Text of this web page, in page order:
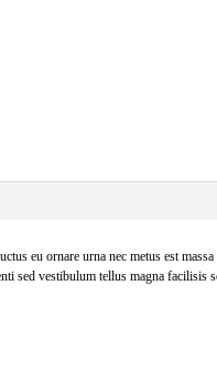
eu ornare urna nec metus est
sed vestibulum tellus magna